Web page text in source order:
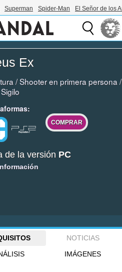
Superman Spider-Man El Señor de los
Ex
/Shooter en primera persona /
Sigilo
COMPRAR
de la versión PC
NOTICIAS
IMÁGENES